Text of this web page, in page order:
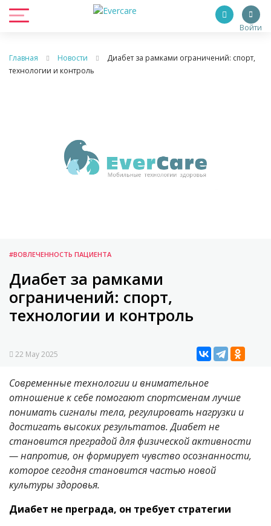
Войти
Главная Новости
Диабет за рамками ограничений: спорт,
технологии и контроль
#ВОВЛЕЧЕННОСТЬ ПАЦИЕНТА
Диабет за рамками
ограничений: спорт,
технологии и контроль
22 May 2025
Современные технологии и внимательное
отношение к себе помогают спортсменам лучше
понимать сигналы тела, регулировать нагрузки и
достигать высоких результатов. Диабет не
становится преградой для физической активности
— напротив, он формирует чувство осознанности,
которое сегодня становится частью новой
культуры здоровья.
Диабет не преграда, он требует стратегии